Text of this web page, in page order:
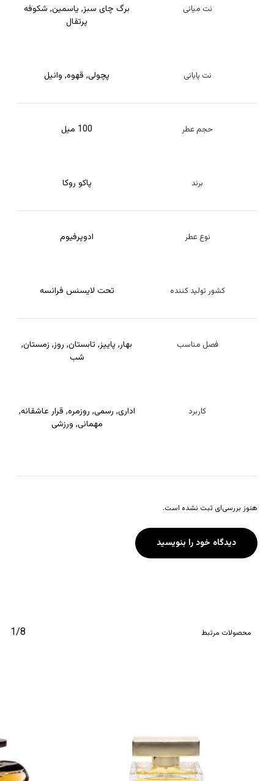
نت میانی برگ چای سبز, یاسمین, شکوفه
پرتقال
نت پایانی پچولی, قهوه, وانیل
حجم عطر 100 میل
برند پاکو روکا
نوع عطر ادوپرفیوم
کشور تولید کننده تحت لایسنس فرانسه
فصل مناسب بهار, پاییز, تابستان, روز, زمستان,
شب
کاربرد اداری, رسمی, روزمره, قرار عاشقانه,
مهمانی, ورزشی
هنوز بررسی‌ای ثبت نشده است.
دیدگاه خود را بنویسید
محصولات مرتبط 1/8